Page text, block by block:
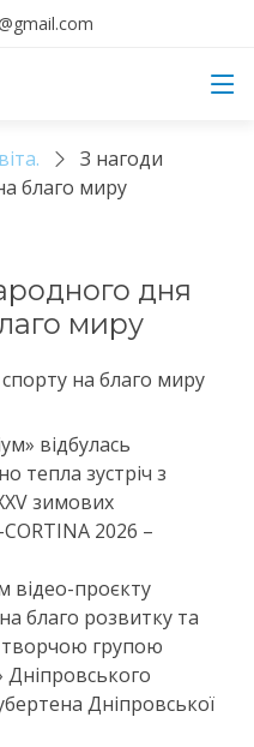
З нагоди
благо миру
дня
миру
на благо миру
відбулась
тепла зустріч з
зимових
2026 –
відео-проєкту
благо розвитку та
творчою групою
Дніпровського
Дніпровської